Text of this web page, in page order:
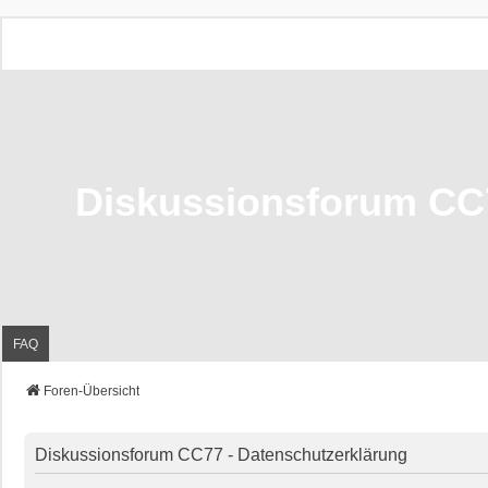
Diskussionsforum
FAQ
Foren-Übersicht
Diskussionsforum CC77 - Datenschutzerklärung